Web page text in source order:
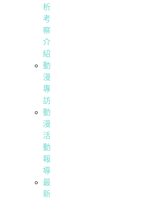
析
考
察
介
紹
動
漫
專
訪
動
漫
活
動
報
導
最
新